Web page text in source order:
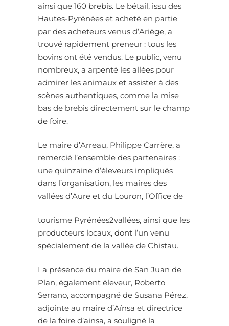
ainsi que 160 brebis. Le bétail, issu des
Hautes-Pyrénées et acheté en partie
par des acheteurs venus d’Ariège, a
trouvé rapidement preneur : tous les
bovins ont été vendus. Le public, venu
nombreux, a arpenté les allées pour
admirer les animaux et assister à des
scènes authentiques, comme la mise
bas de brebis directement sur le champ
de foire.
Le maire d’Arreau, Philippe Carrère, a
remercié l’ensemble des partenaires :
une quinzaine d’éleveurs impliqués
dans l’organisation, les maires des
vallées d’Aure et du Louron, l’Office de
tourisme Pyrénées2vallées, ainsi que les
producteurs locaux, dont l’un venu
spécialement de la vallée de Chistau.
La présence du maire de San Juan de
Plan, également éleveur, Roberto
Serrano, accompagné de Susana Pérez,
adjointe au maire d’Aínsa et directrice
de la foire d’ainsa, a souligné la